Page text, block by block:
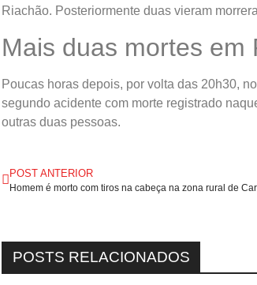
Riachão. Posteriormente duas vieram
Mais duas mortes em
Poucas horas depois, por volta das 20h30,
segundo acidente com morte registrado
outras duas pessoas.
POST ANTERIOR
Homem é morto com tiros na cabeça na zona rural de
POSTS RELACIONADOS